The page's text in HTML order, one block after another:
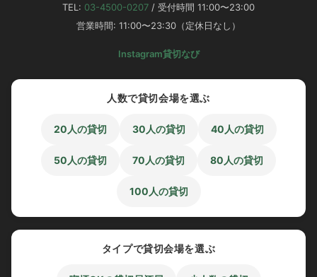
TEL: 03-4500-0207 / 受付時間 11:00〜23:00
営業時間: 11:00〜23:30（定休日なし）
Instagram貸切なび
人数で貸切会場を選ぶ
20人の貸切 30人の貸切 40人の貸切
50人の貸切 70人の貸切 80人の貸切
100人の貸切
タイプで貸切会場を選ぶ